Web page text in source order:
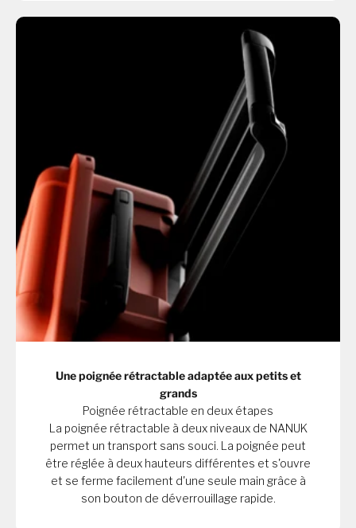
Une poignée rétractable adaptée aux petits et
grands
Poignée rétractable en deux étapes
La poignée rétractable à deux niveaux de NANUK
permet un transport sans souci. La poignée peut
être réglée à deux hauteurs différentes et s'ouvre
et se ferme facilement d'une seule main grâce à
son bouton de déverrouillage rapide.